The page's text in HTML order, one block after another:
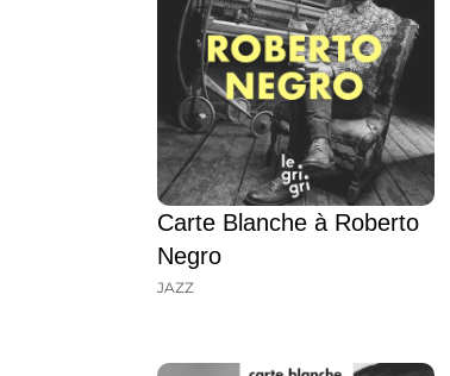
Carte Blanche à Roberto
Negro
JAZZ